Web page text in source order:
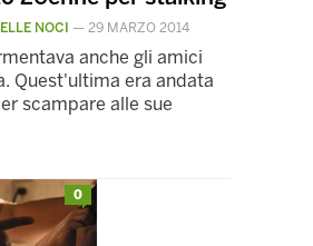
NOCI — 29 MARZO 2014
anche gli amici
Quest'ultima era andata
scampare alle sue
0